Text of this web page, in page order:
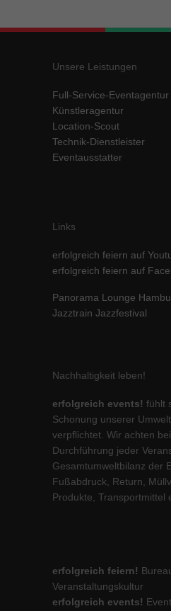
Unsere Leistungen
Full-Service-Eventagentur
Künstleragentur
Location-Scout
Technik-Dienstleister
Eventausstatter
Links
erfolgreich feiern auf
erfolgreich feiern auf
Panorama Lounge
Jazztrain Jazzfestival
Nachhaltigkeit leben!
erfolgreich events! fühlt
Schonung unserer
verpflichtet. Wir achten
Durchführung jeder
Gesamtumweltbilanz der
Fußabdruck, Return,
Produkte, Transportmittel
erfolgreich feiern!
Veranstaltungskultur
erfolgreich events!
standardmäßig blockiert. Wenn
Cookie-
powered by Borlabs Cookie